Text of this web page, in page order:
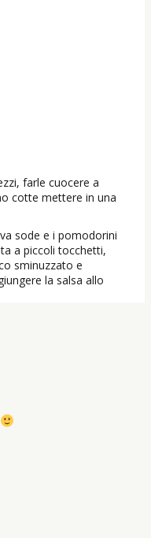
farle cuocere a
cotte mettere in una
sode e i pomodorini
a piccoli tocchetti,
sminuzzato e
la salsa allo